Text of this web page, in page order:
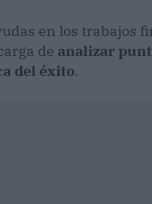
en los trabajos
de analizar
del éxito.